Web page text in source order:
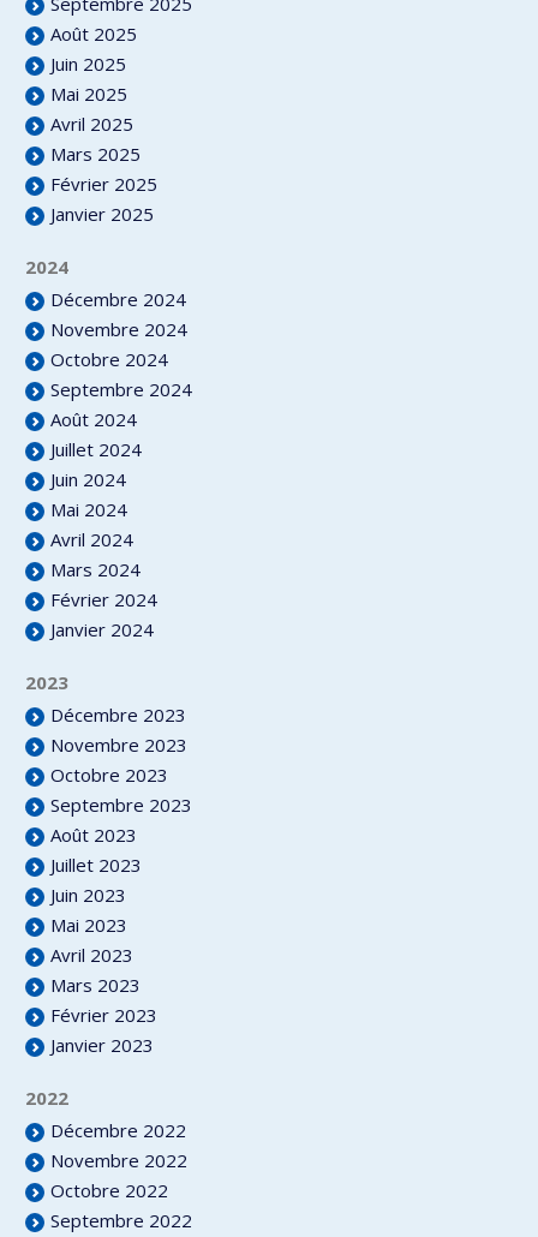
Août 2025
Juin 2025
Mai 2025
Avril 2025
Mars 2025
Février 2025
Janvier 2025
2024
Décembre 2024
Novembre 2024
Octobre 2024
Septembre 2024
Août 2024
Juillet 2024
Juin 2024
Mai 2024
Avril 2024
Mars 2024
Février 2024
Janvier 2024
2023
Décembre 2023
Novembre 2023
Octobre 2023
Septembre 2023
Août 2023
Juillet 2023
Juin 2023
Mai 2023
Avril 2023
Mars 2023
Février 2023
Janvier 2023
2022
Décembre 2022
Novembre 2022
Octobre 2022
Septembre 2022